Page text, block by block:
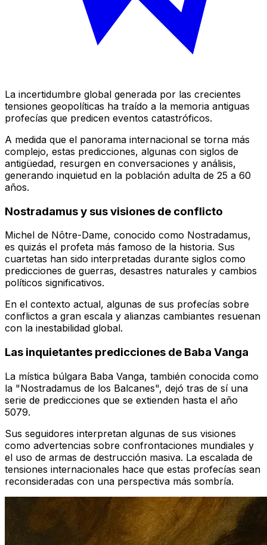
La incertidumbre global generada por las crecientes
tensiones geopolíticas ha traído a la memoria antiguas
profecías que predicen eventos catastróficos.
A medida que el panorama internacional se torna más
complejo, estas predicciones, algunas con siglos de
antigüedad, resurgen en conversaciones y análisis,
generando inquietud en la población adulta de 25 a 60
años.
Nostradamus y sus visiones de conflicto
Michel de Nôtre-Dame, conocido como Nostradamus,
es quizás el profeta más famoso de la historia. Sus
cuartetas han sido interpretadas durante siglos como
predicciones de guerras, desastres naturales y cambios
políticos significativos.
En el contexto actual, algunas de sus profecías sobre
conflictos a gran escala y alianzas cambiantes resuenan
con la inestabilidad global.
Las inquietantes predicciones de Baba Vanga
La mística búlgara Baba Vanga, también conocida como
la "Nostradamus de los Balcanes", dejó tras de sí una
serie de predicciones que se extienden hasta el año
5079.
Sus seguidores interpretan algunas de sus visiones
como advertencias sobre confrontaciones mundiales y
el uso de armas de destrucción masiva. La escalada de
tensiones internacionales hace que estas profecías sean
reconsideradas con una perspectiva más sombría.